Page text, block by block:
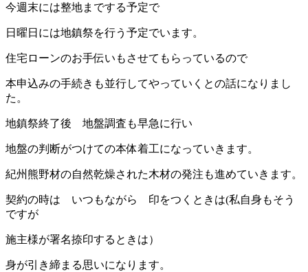
今週末には整地までする予定で
日曜日には地鎮祭を行う予定でいます。
住宅ローンのお手伝いもさせてもらっているので
本申込みの手続きも並行してやっていくとの話になりまし
た。
地鎮祭終了後 地盤調査も早急に行い
地盤の判断がつけての本体着工になっていきます。
紀州熊野材の自然乾燥された木材の発注も進めていきます。
契約の時は いつもながら 印をつくときは(私自身もそう
ですが
施主様が署名捺印するときは）
身が引き締まる思いになります。